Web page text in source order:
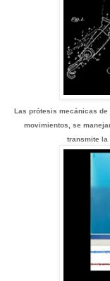
Las prótesis mecánicas
movimientos, se
transmite la